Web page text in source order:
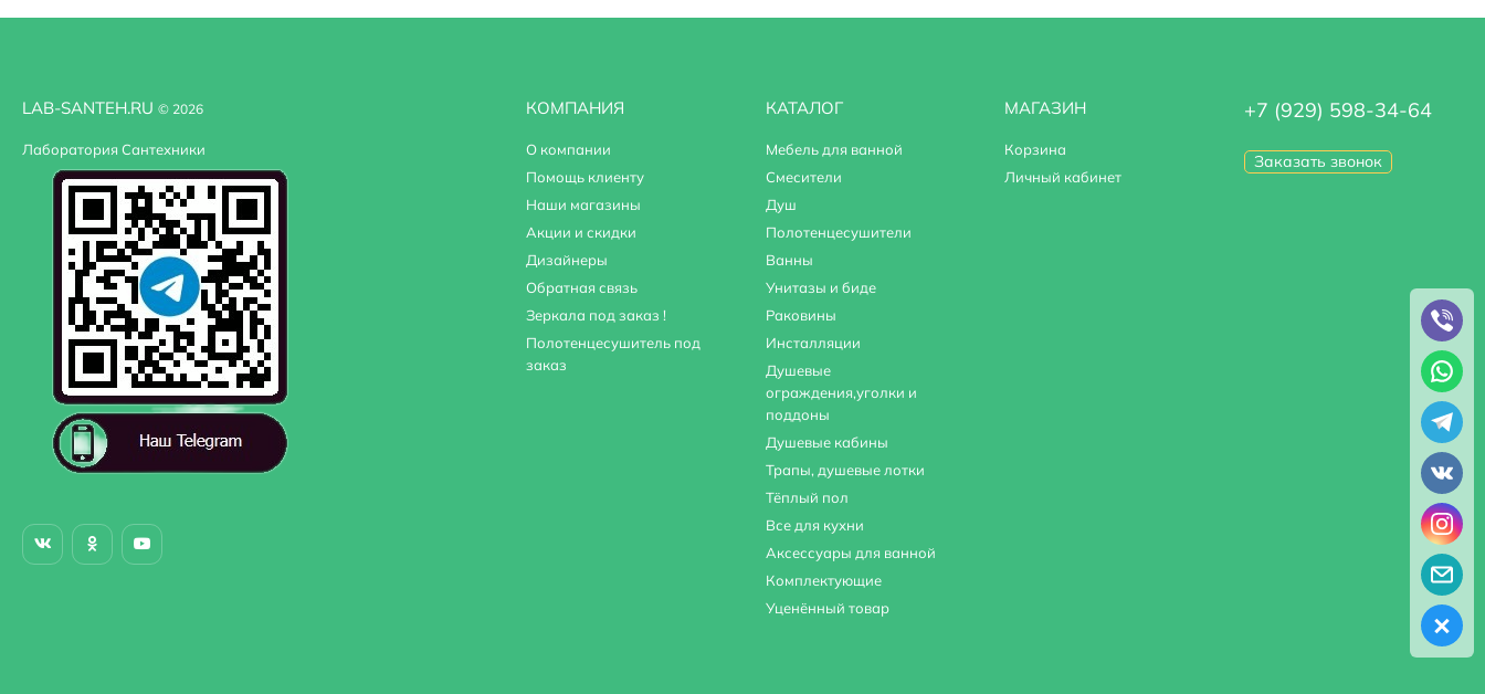
LAB-SANTEH.RU © 2026
Лаборатория Сантехники
КОМПАНИЯ
О компании
Помощь клиенту
Наши магазины
Акции и скидки
Дизайнеры
Обратная связь
Зеркала под заказ !
Полотенцесушитель под
заказ
КАТАЛОГ
Мебель для ванной
Смесители
Душ
Полотенцесушители
Ванны
Унитазы и биде
Раковины
Инсталляции
Душевые
ограждения,уголки и
поддоны
Душевые кабины
Трапы, душевые лотки
Тёплый пол
Все для кухни
Аксессуары для ванной
Комплектующие
Уценённый товар
МАГАЗИН
Корзина
Личный кабинет
+7 (929) 598-34-64
Заказать звонок